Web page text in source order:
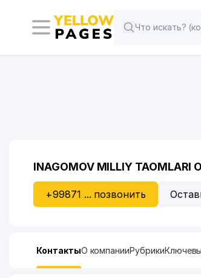
INAGOMOV MILLIY TAOMLARI
+99871 ... позвонить
КонтактыО компанииРубрики